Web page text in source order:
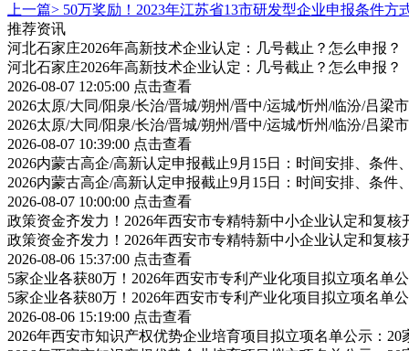
上一篇> 50万奖励！2023年江苏省13市研发型企业申报条件方
推荐资讯
河北石家庄2026年高新技术企业认定：几号截止？怎么申报？
河北石家庄2026年高新技术企业认定：几号截止？怎么申报？
2026-08-07 12:05:00 点击查看
2026太原/大同/阳泉/长治/晋城/朔州/晋中/运城/忻州/临汾/吕梁
2026太原/大同/阳泉/长治/晋城/朔州/晋中/运城/忻州/临汾/吕梁
2026-08-07 10:39:00 点击查看
2026内蒙古高企/高新认定申报截止9月15日：时间安排、条件
2026内蒙古高企/高新认定申报截止9月15日：时间安排、条件
2026-08-07 10:00:00 点击查看
政策资金齐发力！2026年西安市专精特新中小企业认定和复
政策资金齐发力！2026年西安市专精特新中小企业认定和复
2026-08-06 15:37:00 点击查看
5家企业各获80万！2026年西安市专利产业化项目拟立项名单
5家企业各获80万！2026年西安市专利产业化项目拟立项名单
2026-08-06 15:19:00 点击查看
2026年西安市知识产权优势企业培育项目拟立项名单公示：